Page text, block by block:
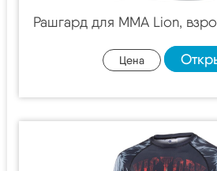
Рашгард для MMA Lion,
Цена